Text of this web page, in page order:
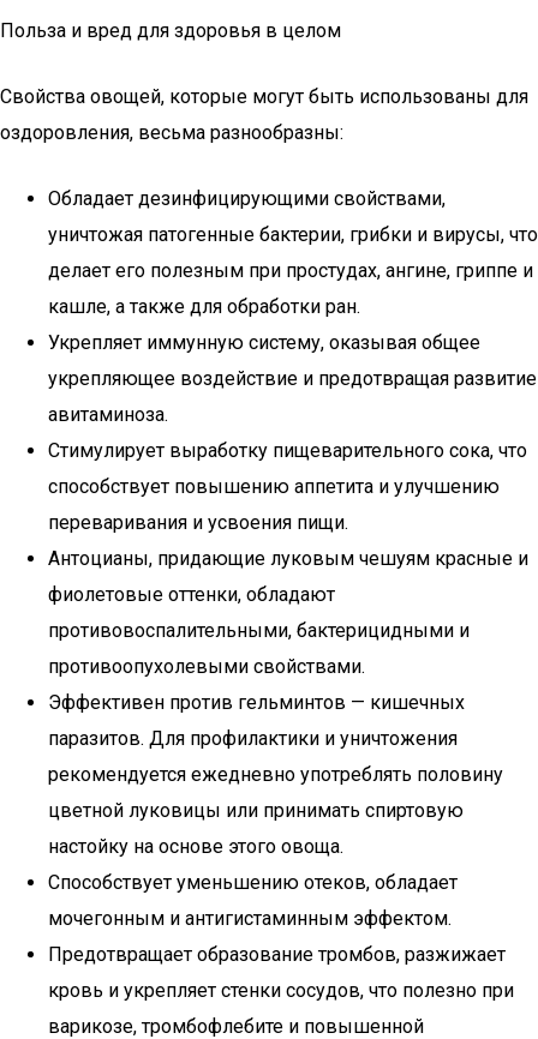
Польза и вред для здоровья в целом
Свойства овощей, которые могут быть использованы для
оздоровления, весьма разнообразны:
Обладает дезинфицирующими свойствами,
уничтожая патогенные бактерии, грибки и вирусы, что
делает его полезным при простудах, ангине, гриппе и
кашле, а также для обработки ран.
Укрепляет иммунную систему, оказывая общее
укрепляющее воздействие и предотвращая развитие
авитаминоза.
Стимулирует выработку пищеварительного сока, что
способствует повышению аппетита и улучшению
переваривания и усвоения пищи.
Антоцианы, придающие луковым чешуям красные и
фиолетовые оттенки, обладают
противовоспалительными, бактерицидными и
противоопухолевыми свойствами.
Эффективен против гельминтов — кишечных
паразитов. Для профилактики и уничтожения
рекомендуется ежедневно употреблять половину
цветной луковицы или принимать спиртовую
настойку на основе этого овоща.
Способствует уменьшению отеков, обладает
мочегонным и антигистаминным эффектом.
Предотвращает образование тромбов, разжижает
кровь и укрепляет стенки сосудов, что полезно при
варикозе, тромбофлебите и повышенной